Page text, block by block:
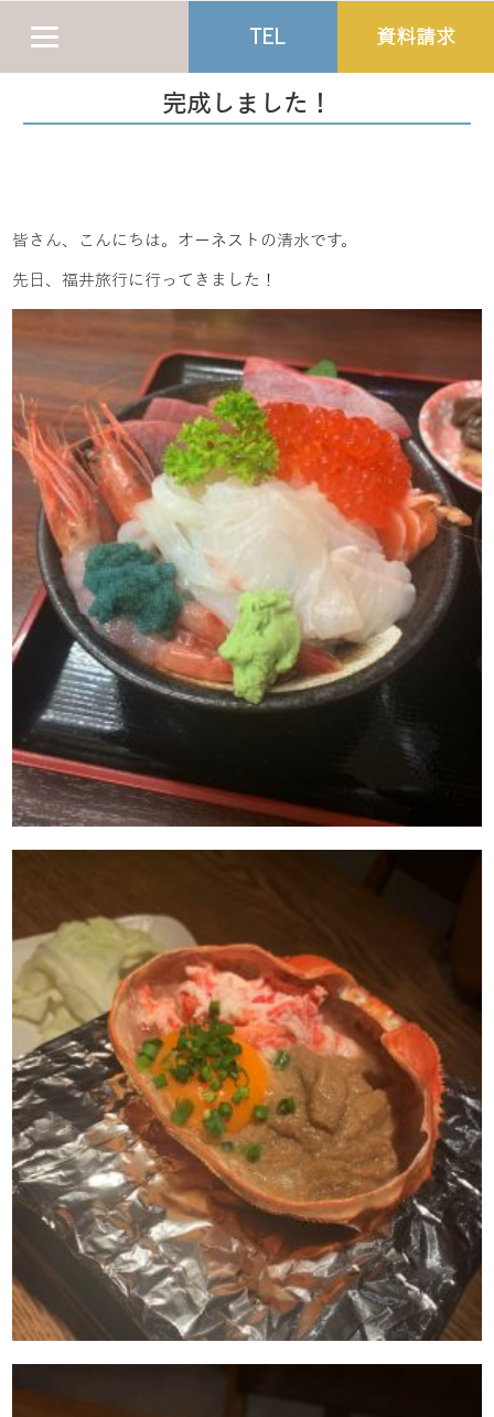
TEL 資料請求
完成しました！
皆さん、こんにちは。オーネストの清水です。
先日、福井旅行に行ってきました！